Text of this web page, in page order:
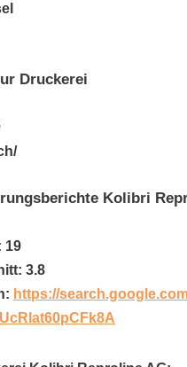
Druckerei
Kolibri
19
3.8
https://